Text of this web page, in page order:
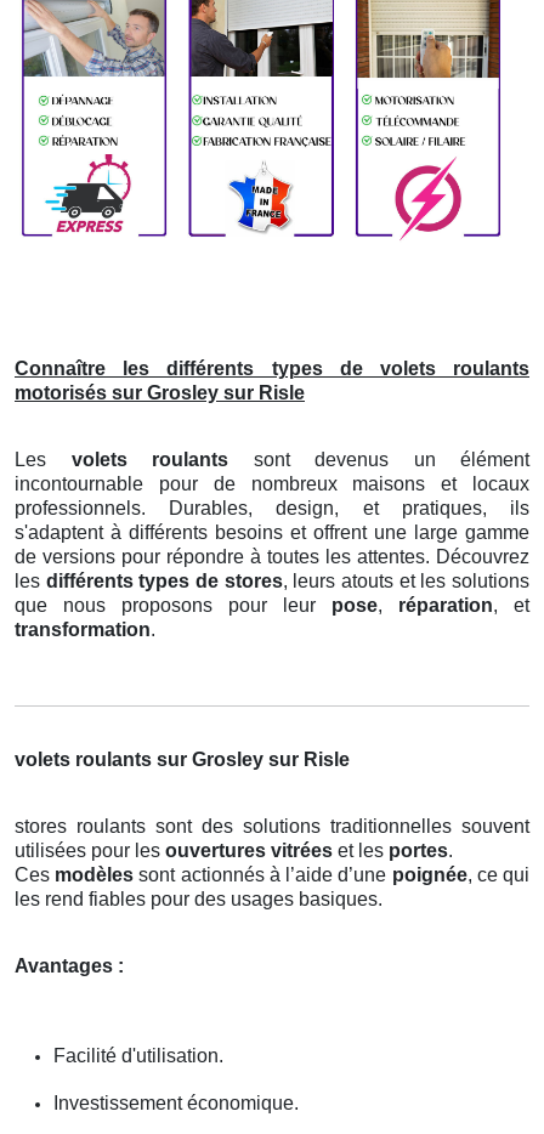
Connaître les différents types de volets roulants
motorisés sur Grosley sur Risle
Les volets roulants sont devenus un élément
incontournable pour de nombreux maisons et locaux
professionnels. Durables, design, et pratiques, ils
s'adaptent à différents besoins et offrent une large gamme
de versions pour répondre à toutes les attentes. Découvrez
les différents types de stores, leurs atouts et les solutions
que nous proposons pour leur pose, réparation, et
transformation.
volets roulants sur Grosley sur Risle
stores roulants sont des solutions traditionnelles souvent
utilisées pour les ouvertures vitrées et les portes.
Ces modèles sont actionnés à l’aide d’une poignée, ce qui
les rend fiables pour des usages basiques.
Avantages :
Facilité d'utilisation.
Investissement économique.